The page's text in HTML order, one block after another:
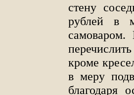
стену
рублей в
кроме
в меру
благодаря